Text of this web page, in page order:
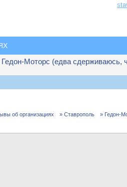
Моторс (едва сдерживаюсь,
об организациях » Ставрополь » Гедон-